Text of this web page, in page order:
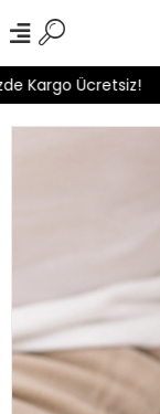
Kargo Ücretsiz!